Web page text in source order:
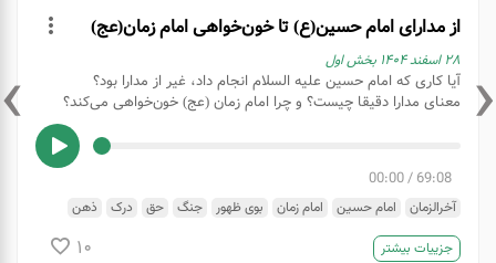
از مدارای امام حسین(ع) تا خون‌خواهی امام زمان(عج)
۲۸ اسفند ۱۴۰۴ بخش اول
آیا کاری که امام حسین علیه السلام انجام داد، غیر از مدارا بود؟
معنای مدارا دقیقا چیست؟ و چرا امام زمان (عج) خون‌خواهی می‌کند؟
69:08
/
00:00
آخرالزمان امام حسین امام زمان بوی ظهور جنگ حق درک
ذهن
شاخص
ظهور
جزییات بیشتر 10
‹
›